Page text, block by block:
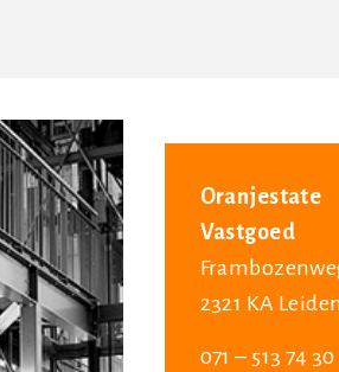
Oranjestate
Vastgoed
2321 KA
071 – 513 74 30